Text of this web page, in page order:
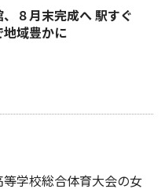
８月末完成へ 駅すぐ
地域豊かに
学校総合体育大会の女